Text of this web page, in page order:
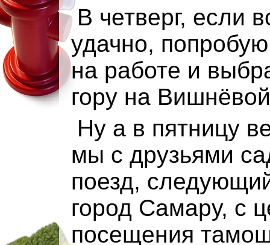
В четверг, если
удачно,
на работе и
гору на
Ну а в пятницу
мы с друзьями
поезд,
город Самару, с
посещения